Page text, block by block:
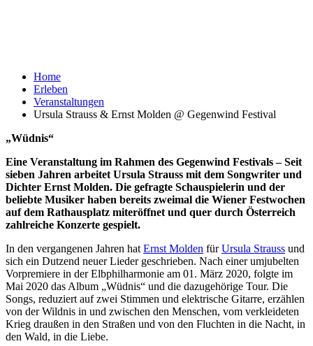
Home
Erleben
Veranstaltungen
Ursula Strauss & Ernst Molden @ Gegenwind Festival
„Wüdnis“
Eine Veranstaltung im Rahmen des Gegenwind Festivals – Seit
sieben Jahren arbeitet Ursula Strauss mit dem Songwriter und
Dichter Ernst Molden. Die gefragte Schauspielerin und der
beliebte Musiker haben bereits zweimal die Wiener Festwochen
auf dem Rathausplatz miteröffnet und quer durch Österreich
zahlreiche Konzerte gespielt.
In den vergangenen Jahren hat Ernst Molden fürUrsula Strauss und
sich ein Dutzend neuer Lieder geschrieben. Nach einer umjubelten
Vorpremiere in der Elbphilharmonie am 01. März 2020, folgte im
Mai 2020 das Album „Wüdnis“ und die dazugehörige Tour. Die
Songs, reduziert auf zwei Stimmen und elektrische Gitarre, erzählen
von der Wildnis in und zwischen den Menschen, vom verkleideten
Krieg draußen in den Straßen und von den Fluchten in die Nacht, in
den Wald, in die Liebe.